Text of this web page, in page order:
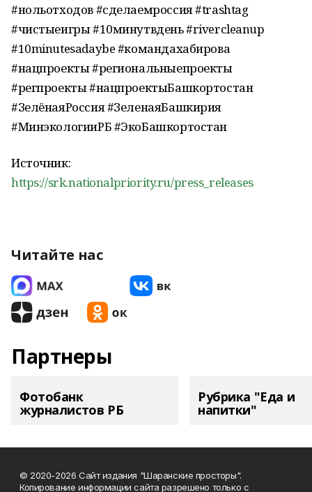
#нольотходов #сделаемроссия #trashtag
#чистыеигры #10минутвдень #rivercleanup
#10minutesadaybe #командахабирова
#нацпроекты #региональныепроекты
#регпроекты #нацпроектыБашкортостан
#ЗелёнаяРоссия #ЗеленаяБашкирия
#МинэкологииРБ #ЭкоБашкортостан
Источник:
https://srk.nationalpriority.ru/press_releases
Читайте нас
Партнеры
Фотобанк
журналистов РБ
Рубрика "Еда и
напитки"
© 2020-2026 Сайт издания "Шаранские просторы".
Копирование информации сайта разрешено только с